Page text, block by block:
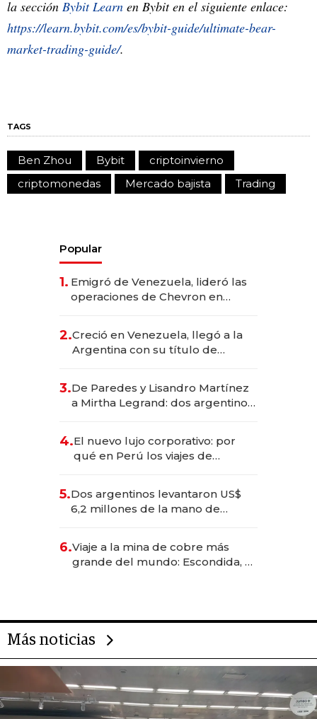
la sección Bybit Learn en Bybit en el siguiente enlace:
https://learn.bybit.com/es/bybit-guide/ultimate-bear-
market-trading-guide/.
TAGS
Ben Zhou Bybit
criptoinvierno
criptomonedas
Mercado bajista Trading
Popular
1. Emigró de Venezuela, lideró las
operaciones de Chevron en
2.Creció en Venezuela, llegó a la
Argentina con su título de
las marcas "fast premium"
3.De Paredes y Lisandro Martínez
a Mirtha Legrand: dos argentinos
4.El nuevo lujo corporativo: por
qué en Perú los viajes de
para convertirse en experiencias
transformadoras
5.Dos argentinos levantaron US$
6,2 millones de la mano de
6.Viaje a la mina de cobre más
grande del mundo: Escondida, el
Más noticias